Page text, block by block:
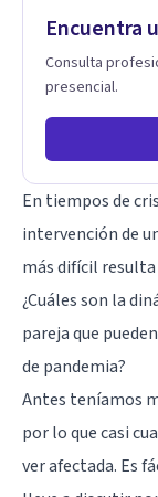
Encuentra
Consulta
presencial.
En tiempos de
intervención de
más difícil
¿Cuáles son la
pareja que
de pandemia?
Antes teníamos
por lo que casi
ver afectada. Es